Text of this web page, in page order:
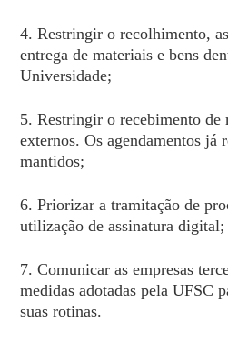
4. Restringir o recolhimento,
entrega de materiais e bens
Universidade;
5. Restringir o recebimento de
externos. Os agendamentos já
mantidos;
6. Priorizar a tramitação de
utilização de assinatura digital;
7. Comunicar as empresas
medidas adotadas pela UFSC
suas rotinas.